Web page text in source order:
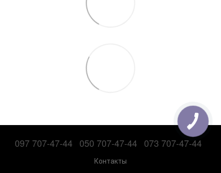
097 707-47-44 050 707-47-44 073 707-47-44
Контакты